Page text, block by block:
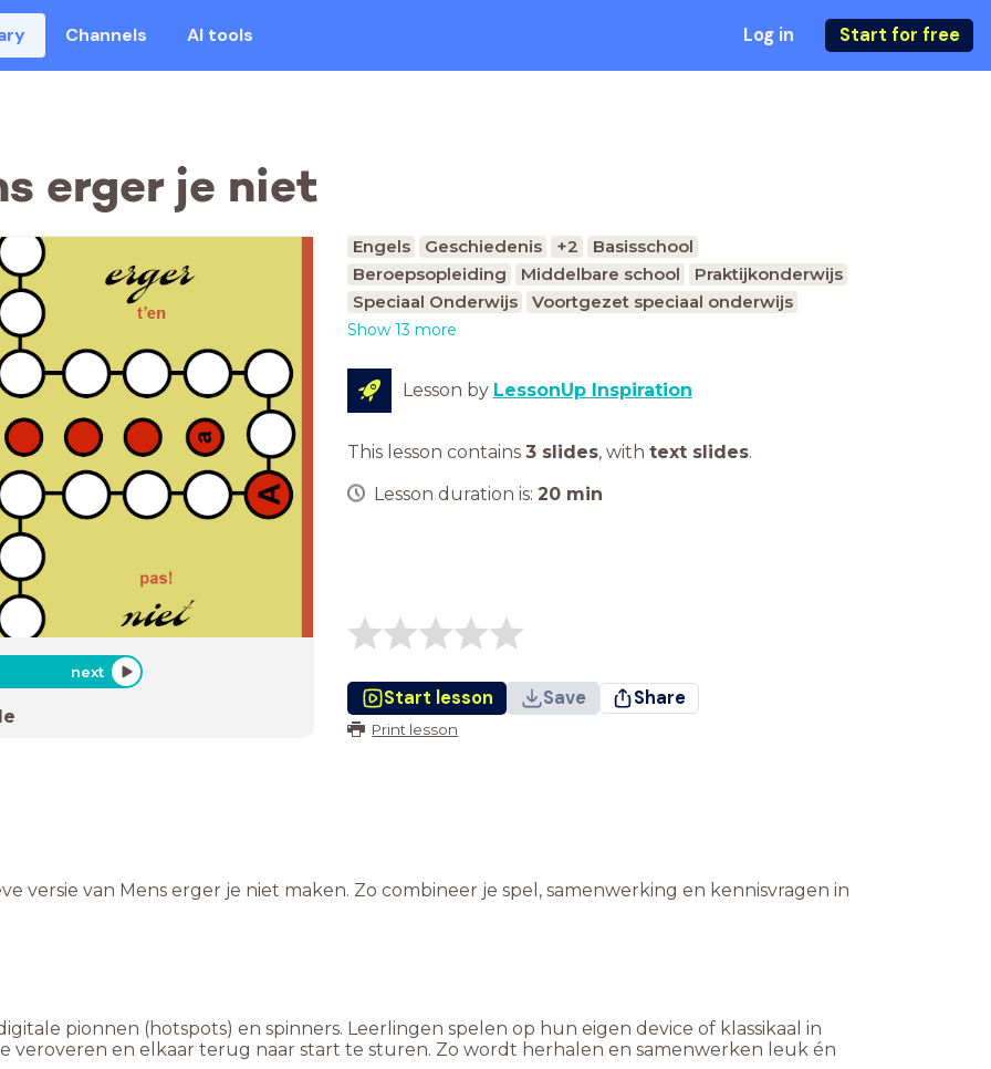
Channels AI tools Log in Start for free
erger je niet
next
Engels Geschiedenis +2
Basisschool
Beroepsopleiding
Middelbare school
Praktijkonderwijs
Speciaal Onderwijs
Voortgezet speciaal onderwijs
Show 13 more
Lesson by LessonUp Inspiration
This lesson contains 3 slides, with text slides.
Lesson duration is: 20 min
Start lesson Save Share
Print lesson
versie van Mens erger je niet maken. Zo combineer je spel, samenwerking en kennisvragen in
pionnen (hotspots) en spinners. Leerlingen spelen op hun eigen device of klassikaal in
veroveren en elkaar terug naar start te sturen. Zo wordt herhalen en samenwerken leuk én